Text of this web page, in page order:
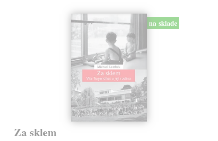
na sklade
Za sklem